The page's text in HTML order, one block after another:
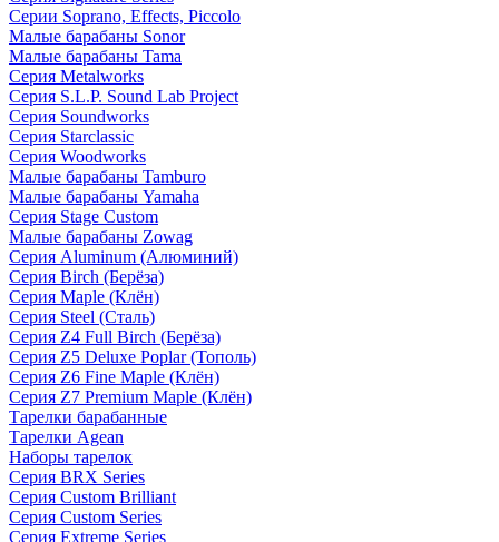
Серии Soprano, Effects, Piccolo
Малые барабаны Sonor
Малые барабаны Tama
Серия Metalworks
Серия S.L.P. Sound Lab Project
Серия Soundworks
Серия Starclassic
Серия Woodworks
Малые барабаны Tamburo
Малые барабаны Yamaha
Серия Stage Custom
Малые барабаны Zowag
Серия Aluminum (Алюминий)
Серия Birch (Берёза)
Серия Maple (Клён)
Серия Steel (Сталь)
Серия Z4 Full Birch (Берёза)
Серия Z5 Deluxe Poplar (Тополь)
Серия Z6 Fine Maple (Клён)
Серия Z7 Premium Maple (Клён)
Тарелки барабанные
Тарелки Agean
Наборы тарелок
Серия BRX Series
Серия Custom Brilliant
Серия Custom Series
Серия Extreme Series